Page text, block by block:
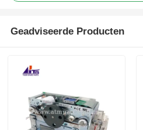
Geadviseerde Producten